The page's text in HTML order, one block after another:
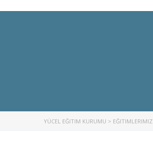
YÜCEL EĞITIM KURUMU > EĞITIMLERIMIZ